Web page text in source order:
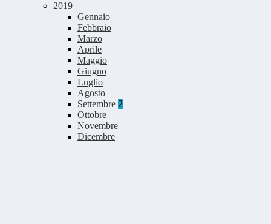
2019
Gennaio
Febbraio
Marzo
Aprile
Maggio
Giugno
Luglio
Agosto
Settembre 2
Ottobre
Novembre
Dicembre